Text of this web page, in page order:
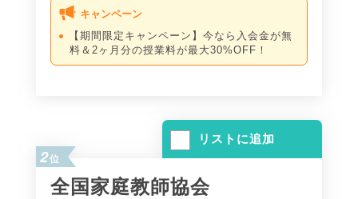
キャンペーン
【期間限定キャンペーン】今なら入会金が無
料＆2ヶ月分の授業料が最大30%OFF！
リストに追加
2位
全国家庭教師協会